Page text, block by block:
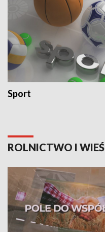
Sport
ROLNICTWO I WIEŚ